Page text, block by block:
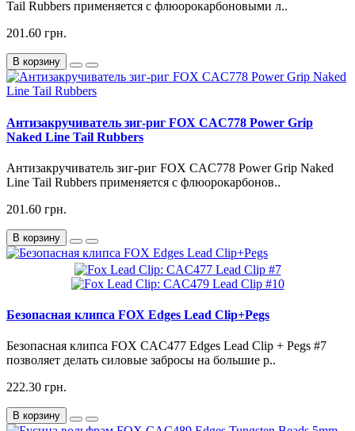
Tail Rubbers применяется с флюорокарбоновыми л..
201.60 грн.
В корзину
Антизакручиватель зиг-риг FOX CAC778 Power Grip
Naked Line Tail Rubbers
Антизакручиватель зиг-риг FOX CAC778 Power Grip Naked
Line Tail Rubbers применяется с флюорокарбонов..
201.60 грн.
В корзину
Безопасная клипса FOX Edges Lead Clip+Pegs
Безопасная клипса FOX CAC477 Edges Lead Clip + Pegs #7
позволяет делать силовые забросы на большие р..
222.30 грн.
В корзину